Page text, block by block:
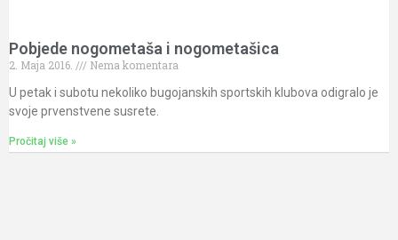
Pobjede nogometaša i nogometašica
2. Maja 2016.
Nema komentara
U petak i subotu nekoliko bugojanskih sportskih klubova odigralo je
svoje prvenstvene susrete.
Pročitaj više »